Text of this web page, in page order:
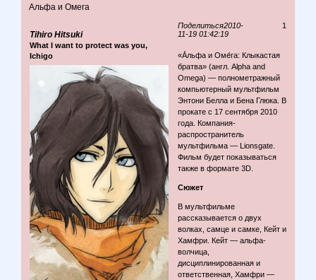
Альфа и Омега
Поделиться 1
2010-
11-19 01:42:19
Tihiro Hitsuki
What I want to protect was you,
Ichigo
«А́льфа и Оме́га: Клыкастая
братва» (англ. Alpha and
Omega) — полнометражный
компьютерный мультфильм
Энтони Белла и Бена Глюка. В
прокате с 17 сентября 2010
года. Компания-
распространитель
мультфильма — Lionsgate.
Фильм будет показываться
также в формате 3D.
Сюжет
В мультфильме
рассказывается о двух
волках, самце и самке, Кейт и
Хамфри. Кейт — альфа-
волчица,
дисциплинированная и
ответственная, Хамфри —